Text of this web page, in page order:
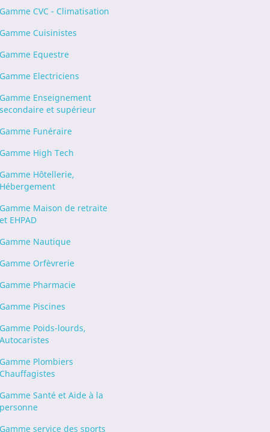
Gamme CVC - Climatisation
Gamme Cuisinistes
Gamme Equestre
Gamme Electriciens
Gamme Enseignement
secondaire et supérieur
Gamme Funéraire
Gamme High Tech
Gamme Hôtellerie,
Hébergement
Gamme Maison de retraite
et EHPAD
Gamme Nautique
Gamme Orfèvrerie
Gamme Pharmacie
Gamme Piscines
Gamme Poids-lourds,
Autocaristes
Gamme Plombiers
Chauffagistes
Gamme Santé et Aide à la
personne
Gamme service des sports